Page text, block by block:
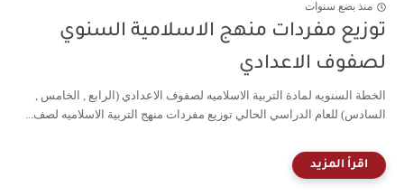
منذ بضع سنوات
توزيع مفردات منهج الاسلامية السنوي
لصفوف الاعدادي
الخطة السنويه لمادة التربية الاسلاميه لصفوف الاعدادي (الرابع , الخامس ,
السادس) للعام الدراسي الحالي توزيع مفردات منهج التربية الاسلاميه لصف...